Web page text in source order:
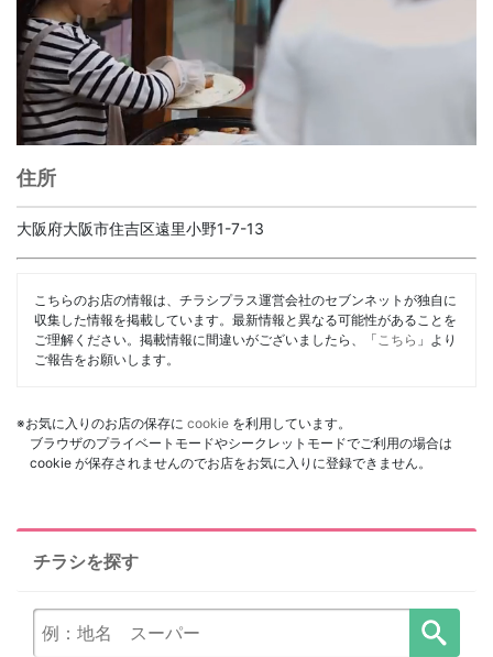
住所
大阪府大阪市住吉区遠里小野1-7-13
こちらのお店の情報は、チラシプラス運営会社のセブンネットが独自に
収集した情報を掲載しています。最新情報と異なる可能性があることを
ご理解ください。掲載情報に間違いがございましたら、「 こちら 」より
ご報告をお願いします。
※お気に入りのお店の保存に cookie を利用しています。
ブラウザのプライベートモードやシークレットモードでご利用の場合は
cookie が保存されませんのでお店をお気に入りに登録できません。
チラシを探す